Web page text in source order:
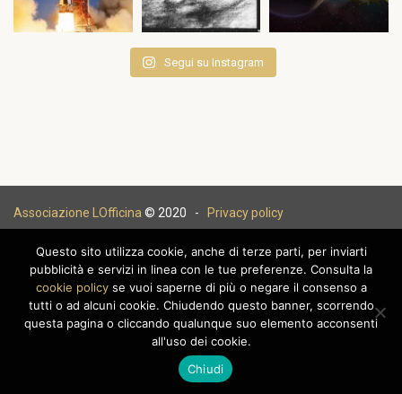
Segui su Instagram
Associazione LOfficina © 2020 - Privacy policy
Questo sito utilizza cookie, anche di terze parti, per inviarti
pubblicità e servizi in linea con le tue preferenze. Consulta la
cookie policyse vuoi saperne di più o negare il consenso a
tutti o ad alcuni cookie. Chiudendo questo banner, scorrendo
questa pagina o cliccando qualunque suo elemento acconsenti
all'uso dei cookie.
Chiudi